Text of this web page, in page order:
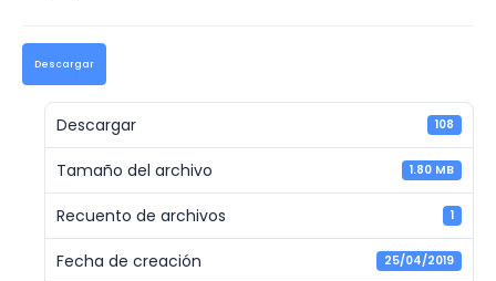
Descargar
Descargar 108
Tamaño del archivo 1.80 MB
Recuento de archivos 1
Fecha de creación 25/04/2019